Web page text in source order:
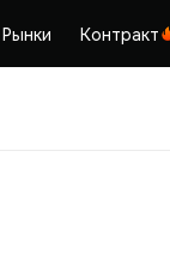
Рынки Контракт